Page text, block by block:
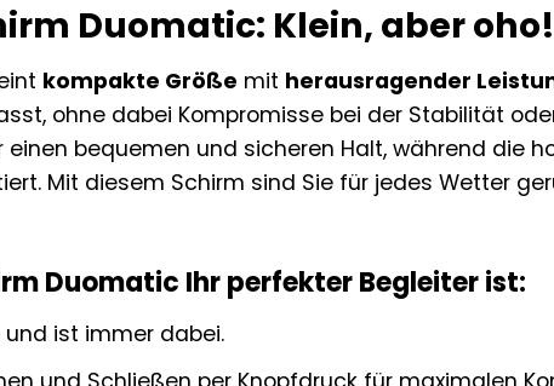
Duomatic: Klein, aber oho!
kompakte Größe mit herausragender
ohne dabei Kompromisse bei der Stabilität
bequemen und sicheren Halt, während die
Mit diesem Schirm sind Sie für jedes Wetter
Duomatic Ihr perfekter Begleiter ist:
ist immer dabei.